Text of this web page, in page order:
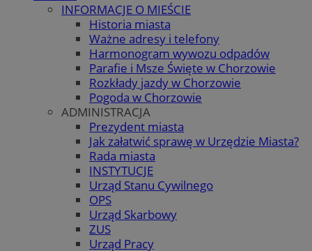
INFORMACJE O MIEŚCIE
Historia miasta
Ważne adresy i telefony
Harmonogram wywozu odpadów
Parafie i Msze Święte w Chorzowie
Rozkłady jazdy w Chorzowie
Pogoda w Chorzowie
ADMINISTRACJA
Prezydent miasta
Jak załatwić sprawę w Urzędzie Miasta?
Rada miasta
INSTYTUCJE
Urząd Stanu Cywilnego
OPS
Urząd Skarbowy
ZUS
Urząd Pracy